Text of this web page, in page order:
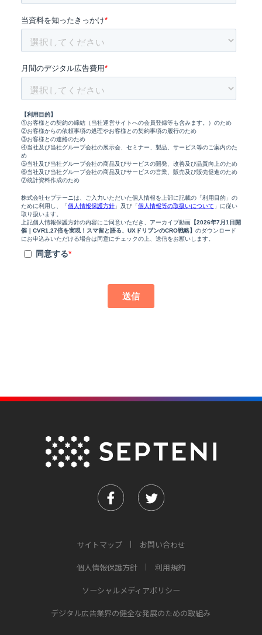
サイトマップ お問い合わせ
個人情報保護方針 利用規約
ソーシャルメディアポリシー
デジタル広告業界の健全な発展のための取組み